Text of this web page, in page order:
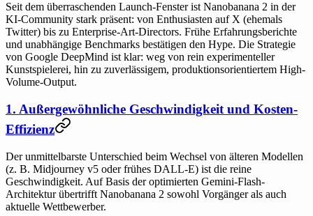
Seit dem überraschenden Launch-Fenster ist Nanobanana 2 in der
KI-Community stark präsent: von Enthusiasten auf X (ehemals
Twitter) bis zu Enterprise-Art-Directors. Frühe Erfahrungsberichte
und unabhängige Benchmarks bestätigen den Hype. Die Strategie
von Google DeepMind ist klar: weg von rein experimenteller
Kunstspielerei, hin zu zuverlässigem, produktionsorientiertem High-
Volume-Output.
1. Außergewöhnliche Geschwindigkeit und Kosten-
Effizienz
Der unmittelbarste Unterschied beim Wechsel von älteren Modellen
(z. B. Midjourney v5 oder frühes DALL-E) ist die reine
Geschwindigkeit. Auf Basis der optimierten Gemini-Flash-
Architektur übertrifft Nanobanana 2 sowohl Vorgänger als auch
aktuelle Wettbewerber.